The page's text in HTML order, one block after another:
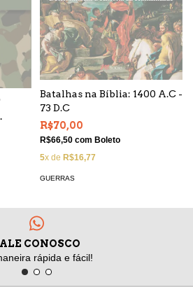
da
a
Batalhas na Bíblia: 1400 A.C -
73 D.C
R$70,00
R$66,50 com Boleto
5x de R$16,77
GUERRAS
CONOSCO
rápida e fácil!